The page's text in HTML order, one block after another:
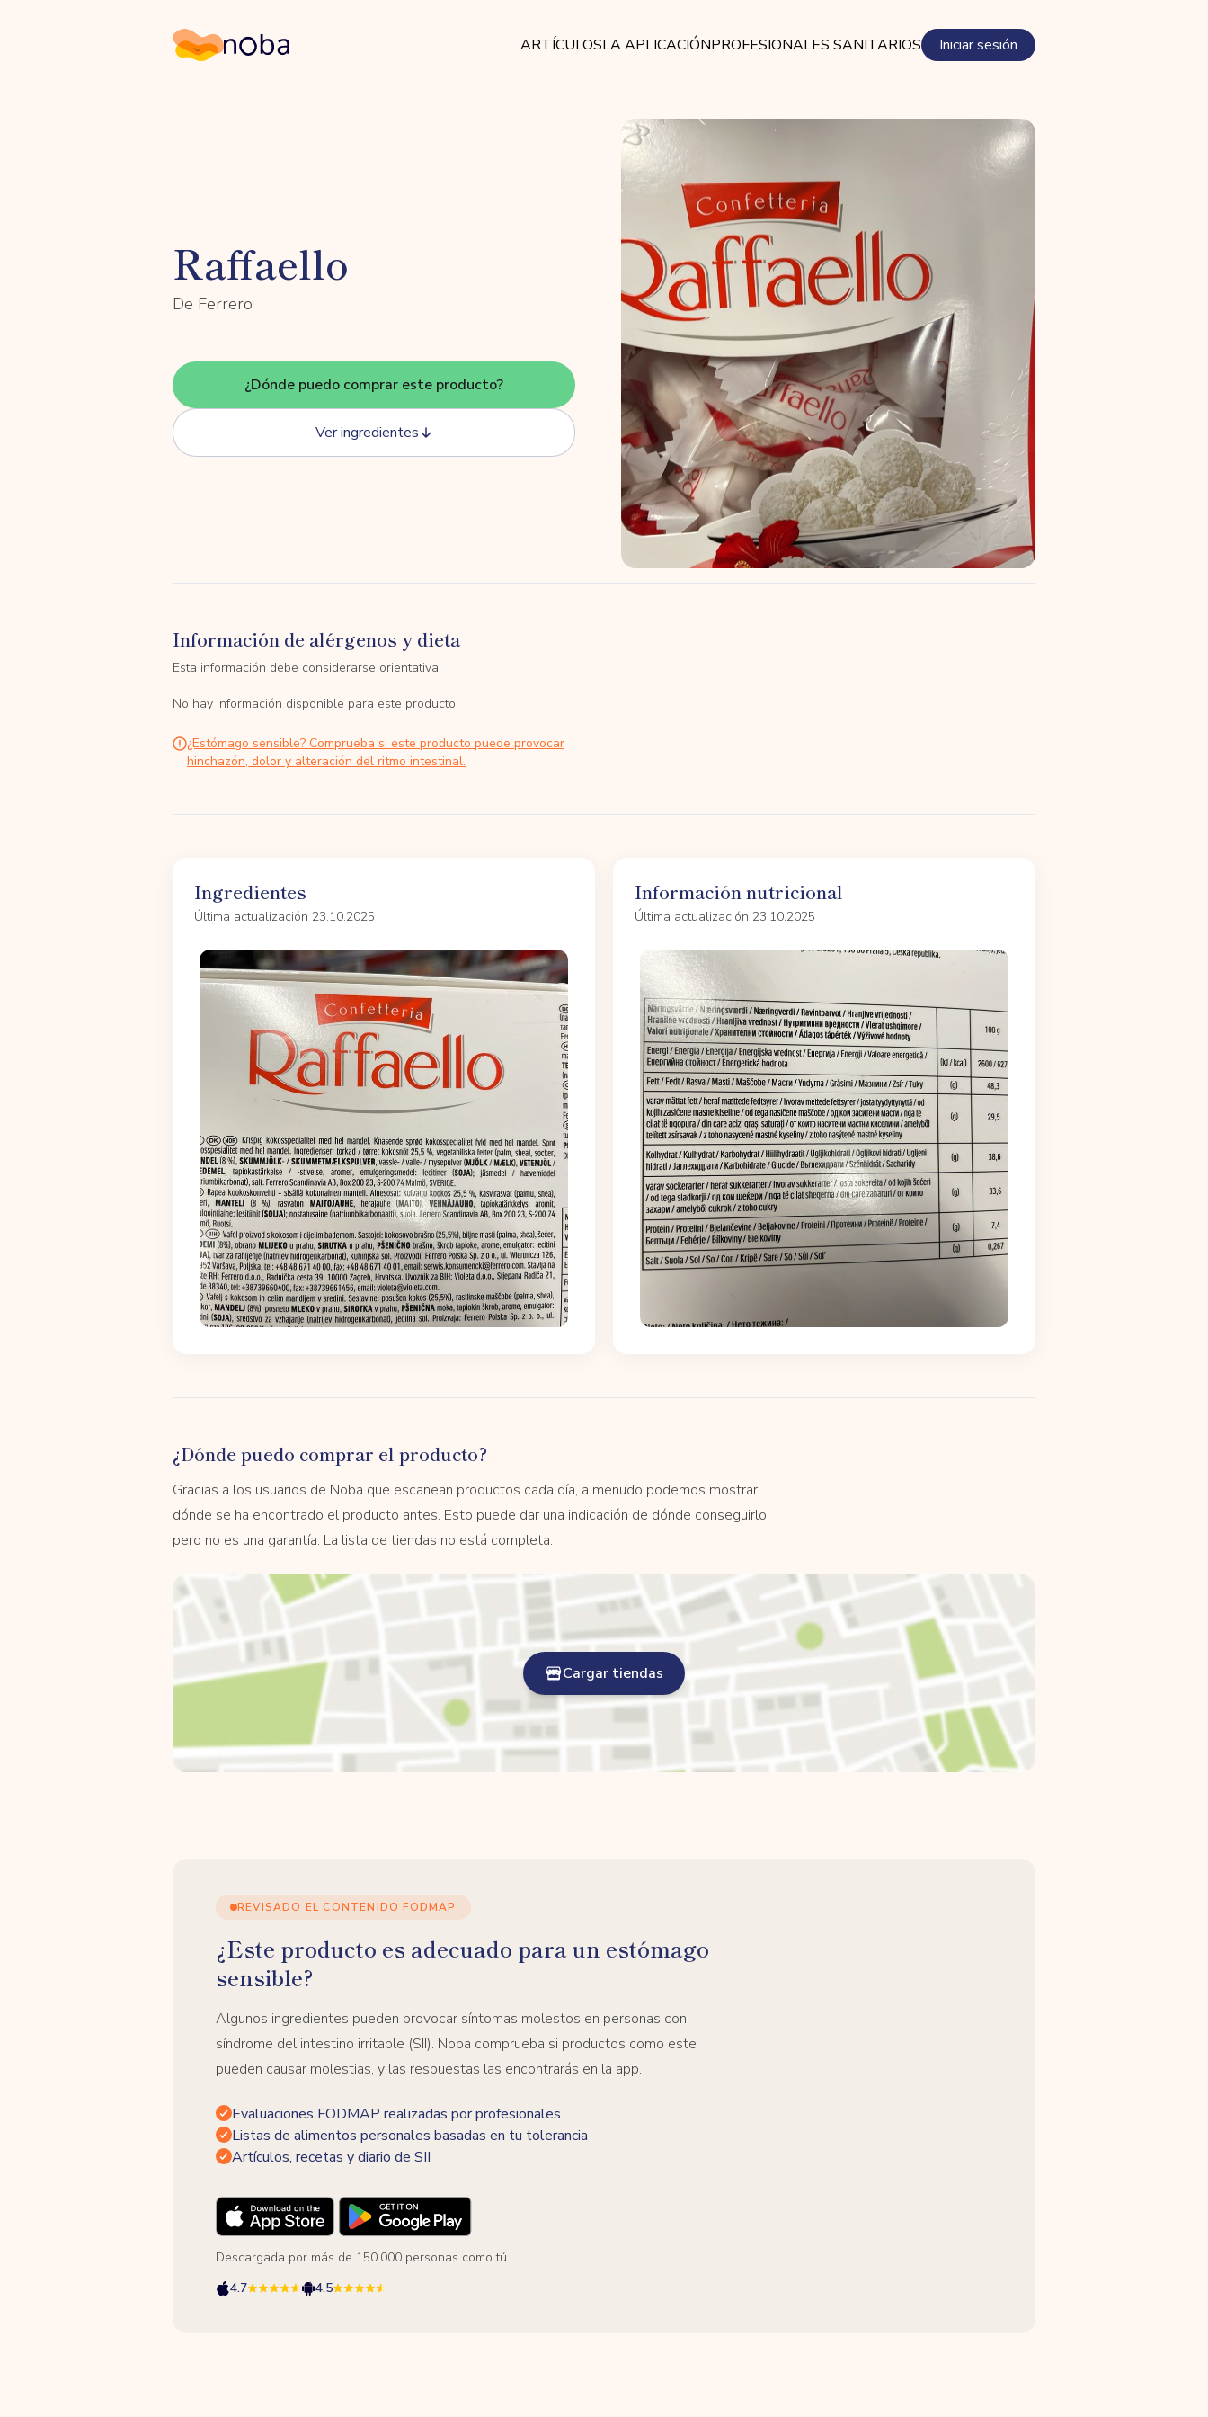
Noba ARTÍCULOSLA APLICACIÓNPROFESIONALES SANITARIOS Iniciar sesión
Raffaello
De Ferrero
¿Dónde puedo comprar este producto?
Ver ingredientes
Información de alérgenos y dieta
Esta información debe considerarse orientativa.
No hay información disponible para este producto.
¿Estómago sensible? Comprueba si este producto puede provocar
hinchazón, dolor y alteración del ritmo intestinal.
Ingredientes
Última actualización 23.10.2025
Información nutricional
Última actualización 23.10.2025
¿Dónde puedo comprar el producto?
Gracias a los usuarios de Noba que escanean productos cada día, a menudo podemos mostrar
dónde se ha encontrado el producto antes. Esto puede dar una indicación de dónde conseguirlo,
pero no es una garantía. La lista de tiendas no está completa.
Cargar tiendas
REVISADO EL CONTENIDO FODMAP
¿Este producto es adecuado para un estómago
sensible?
Algunos ingredientes pueden provocar síntomas molestos en personas con
síndrome del intestino irritable (SII). Noba comprueba si productos como este
pueden causar molestias, y las respuestas las encontrarás en la app.
Evaluaciones FODMAP realizadas por profesionales
Listas de alimentos personales basadas en tu tolerancia
Artículos, recetas y diario de SII
Descargada por más de 150.000 personas como tú
4.7
4.5